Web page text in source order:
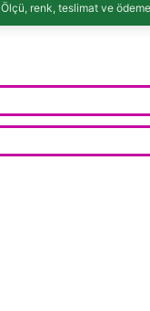
Ölçü, renk, teslimat ve